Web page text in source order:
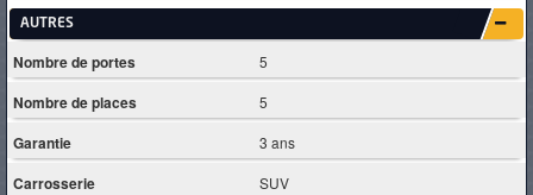
AUTRES
Nombre de portes 5
Nombre de places 5
Garantie 3 ans
Carrosserie SUV